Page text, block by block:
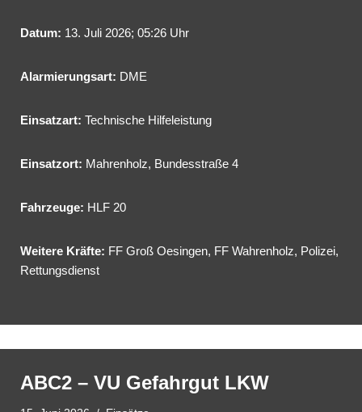
Datum: 13. Juli 2026; 05:26 Uhr
Alarmierungsart: DME
Einsatzart: Technische Hilfeleistung
Einsatzort: Mahrenholz, Bundesstraße 4
Fahrzeuge: HLF 20
Weitere Kräfte: FF Groß Oesingen, FF Wahrenholz, Polizei,
Rettungsdienst
ABC2 – VU Gefahrgut LKW